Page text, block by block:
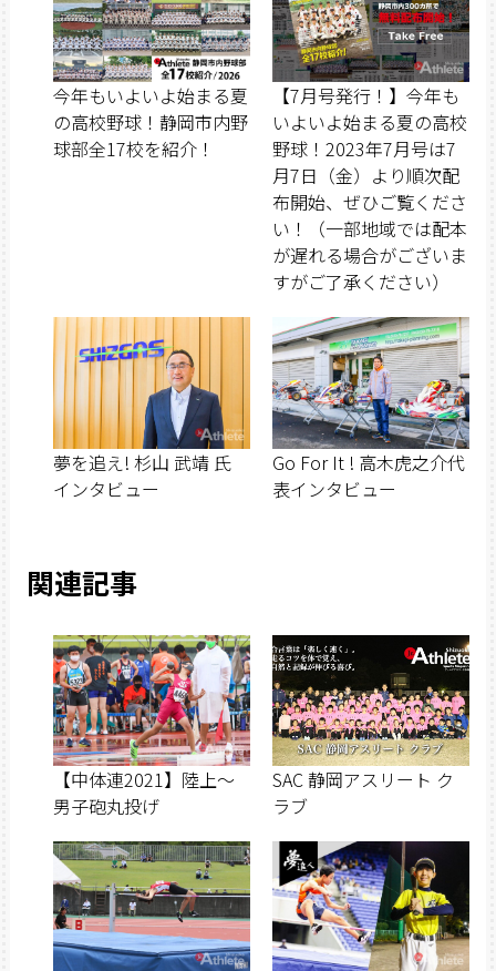
今年もいよいよ始まる夏
の高校野球！静岡市内野
球部全17校を紹介！
【7月号発行！】今年も
いよいよ始まる夏の高校
野球！2023年7月号は7
月7日（金）より順次配
布開始、ぜひご覧くださ
い！（一部地域では配本
が遅れる場合がございま
すがご了承ください）
夢を追え! 杉山 武靖 氏
インタビュー
Go For It ! 高木虎之介代
表インタビュー
関連記事
【中体連2021】陸上〜
男子砲丸投げ
SAC 静岡アスリート ク
ラブ